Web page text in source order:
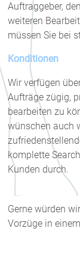
Auftraggeber,
weiteren
müssen Sie bei
Konditionen
Wir verfügen
Aufträge zügig,
bearbeiten zu
wünschen auch
komplette
Kunden durch.
Gerne würden
Vorzüge in